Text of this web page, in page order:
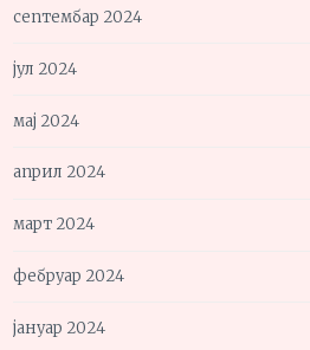
септембар 2024
јул 2024
мај 2024
април 2024
март 2024
фебруар 2024
јануар 2024